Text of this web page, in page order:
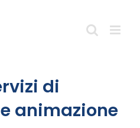
di
animazione